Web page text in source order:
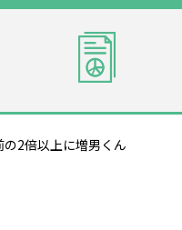
2倍以上に増男くん